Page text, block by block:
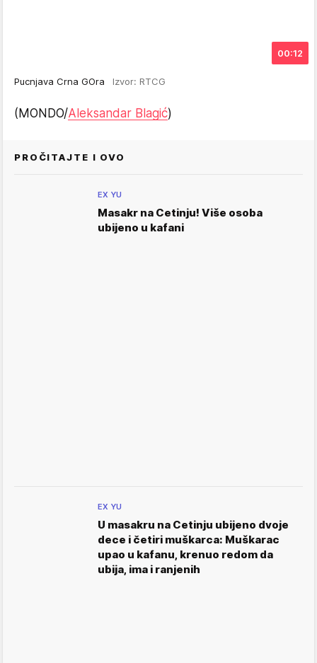
00:12
Pucnjava Crna GOra Izvor: RTCG
(MONDO/Aleksandar Blagić)
PROČITAJTE I OVO
EX YU
Masakr na Cetinju! Više osoba
ubijeno u kafani
EX YU
U masakru na Cetinju ubijeno dvoje
dece i četiri muškarca: Muškarac
upao u kafanu, krenuo redom da
ubija, ima i ranjenih